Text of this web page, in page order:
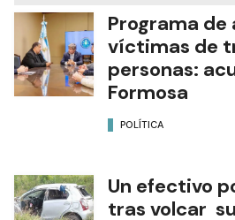
NOTAS
Programa de
víctimas de
personas:
POLÍTICA